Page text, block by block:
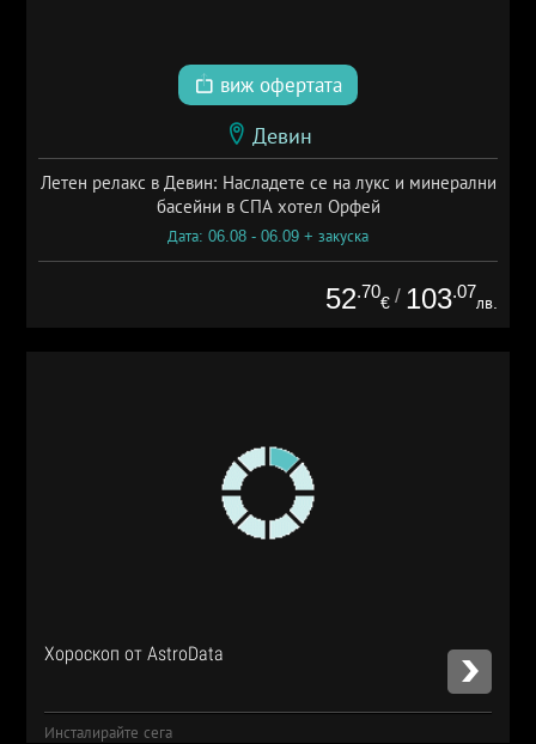
виж офертата
Девин
Летен релакс в Девин: Насладете се на лукс и минерални
басейни в СПА хотел Орфей
Дата: 06.08 - 06.09 + закуска
52.70
€ / 103.07
лв.
Хороскоп от AstroData
Инсталирайте сега